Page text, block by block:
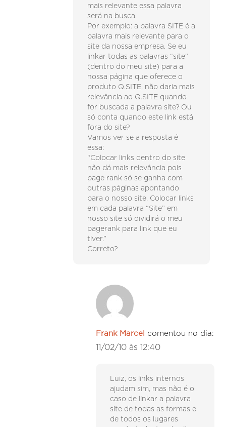
mais relevante essa palavra
será na busca.
Por exemplo: a palavra SITE é a
palavra mais relevante para o
site da nossa empresa. Se eu
linkar todas as palavras “site”
(dentro do meu site) para a
nossa página que oferece o
produto Q.SITE, não daria mais
relevância ao Q.SITE quando
for buscada a palavra site? Ou
só conta quando este link está
fora do site?
Vamos ver se a resposta é
essa:
“Colocar links dentro do site
não dá mais relevância pois
page rank só se ganha com
outras páginas apontando
para o nosso site. Colocar links
em cada palavra “Site” em
nosso site só dividirá o meu
pagerank para link que eu
tiver.”
Correto?
Frank Marcel comentou no dia:
11/02/10 às 12:40
Luiz, os links internos
ajudam sim, mas não é o
caso de linkar a palavra
site de todas as formas e
de todos os lugares